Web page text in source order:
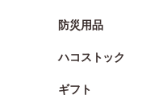
防災用品
ハコストック
ギフト